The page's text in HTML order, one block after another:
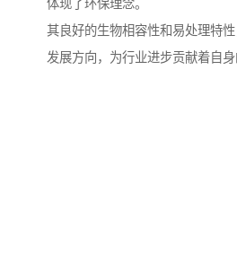
体现了环保理念。
其良好的生物相容性和易处理特
发展方向，为行业进步贡献着自身